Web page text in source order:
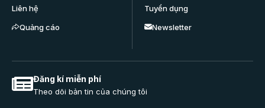
Liên hệ
Quảng cáo
Tuyển dụng
Newsletter
Đăng kí miễn phí
Theo dõi bản tin của chúng tôi